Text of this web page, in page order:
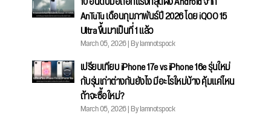
AnTuTu เดือนกุมภาพันธ์ปี 2026 โดย iQOO 15
Ultra ขึ้นมาเป็นที่ 1 แล้ว
March 05, 2026 | By Iamnotspock
เปรียบเทียบ iPhone 17e vs iPhone 16e รุ่นใหม่
กับรุ่นเก่าต่างกันยังไง มีอะไรใหม่บ้าง คุ้มแค่ไหน
ถ้าจะซื้อใหม่?
March 05, 2026 | By Iamnotspock